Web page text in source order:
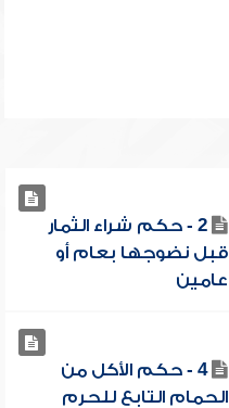
2 - حكم شراء الثمار
قبل نضوجها بعام أو
عامين
4 - حكم الأكل من
الحمام التابع للحرم